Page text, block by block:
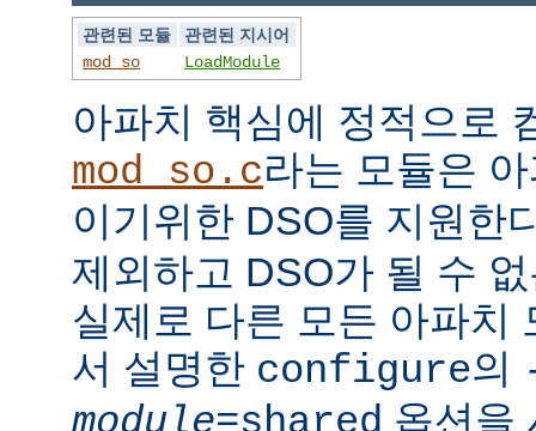
관련된 모듈
관련된 지시어
mod_so
LoadModule
아파치 핵심에 정적으로
mod_so.c라는 모듈은
이기위한 DSO를 지원한
제외하고 DSO가 될 수
실제로 다른 모든 아파치
서 설명한 configure의
옵션을